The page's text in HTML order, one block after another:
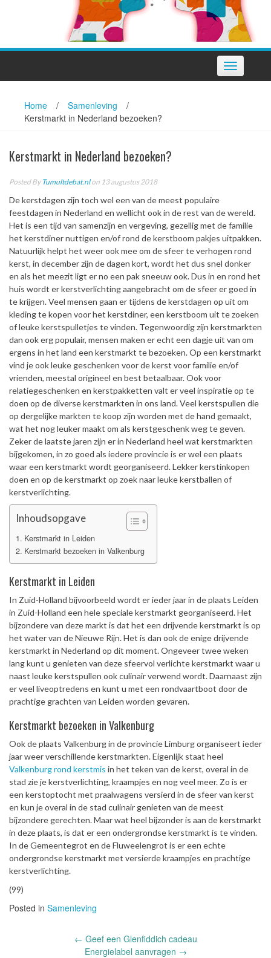
Toggle
navigation
Home / Samenleving
/
Kerstmarkt in Nederland bezoeken?
Kerstmarkt in Nederland bezoeken?
Posted By Tumultdebat.nlon 13 augustus 2018
De kerstdagen zijn toch wel een van de meest populaire
feestdagen in Nederland en wellicht ook in de rest van de wereld.
Het is een tijd van samenzijn en vergeving, gezellig met de familie
het kerstdiner nuttigen en/of rond de kerstboom pakjes uitpakken.
Natuurlijk helpt het weer ook mee om de sfeer te verhogen rond
kerst, in december zijn de dagen kort, wordt het dus snel donker
en als het meezit ligt er no een pak sneeuw ook. Dus in en rond het
huis wordt er kerstverlichting aangebracht om de sfeer er goed in
te krijgen. Veel mensen gaan er tijdens de kerstdagen op uit om
kleding te kopen voor het kerstdiner, een kerstboom uit te zoeken
of leuke kerstspulletjes te vinden. Tegenwoordig zijn kerstmarkten
dan ook erg populair, mensen maken er echt een dagje uit van om
ergens in het land een kerstmarkt te bezoeken. Op een kerstmarkt
vind je ook leuke geschenken voor de kerst voor familie en/of
vrienden, meestal origineel en best betaalbaar. Ook voor
relatiegeschenken en kerstpakketten valt er veel inspiratie op te
doen op de diverse kerstmarkten in ons land. Veel kerstspullen die
op dergelijke markten te koop zijn worden met de hand gemaakt,
wat het nog leuker maakt om als kerstgeschenk weg te geven.
Zeker de laatste jaren zijn er in Nederland heel wat kerstmarkten
bijgekomen, in zo goed als iedere provincie is er wel een plaats
waar een kerstmarkt wordt georganiseerd. Lekker kerstinkopen
doen en op de kerstmarkt op zoek naar leuke kerstballen of
kerstverlichting.
Inhoudsopgave
Kerstmarkt in Leiden
Kerstmarkt bezoeken in Valkenburg
Kerstmarkt in Leiden
In Zuid-Holland bijvoorbeeld wordt er ieder jaar in de plaats Leiden
in Zuid-Holland een hele speciale kerstmarkt georganiseerd. Het
bijzondere van deze markt is dat het een drijvende kerstmarkt is op
het water van de Nieuwe Rijn. Het is dan ook de enige drijvende
kerstmarkt in Nederland op dit moment. Ongeveer twee weken
lang kunt u genieten van deze sfeervol verlichte kerstmarkt waar u
naast leuke kerstspullen ook culinair verwend wordt. Daarnaast zijn
er veel liveoptredens en kunt u met een rondvaartboot door de
prachtige grachten van Leiden worden gevaren.
Kerstmarkt bezoeken in Valkenburg
Ook de plaats Valkenburg in de provincie Limburg organiseert ieder
jaar weer verschillende kerstmarkten. Eigenlijk staat heel
Valkenburg rond kerstmis in het teken van de kerst, overal in de
stad zie je kerstverlichting, kraampjes en nog veel meer. Zo is er
een kerstoptocht met praalwagens versierd in de sfeer van kerst
en kun je overal in de stad culinair genieten van de meest
bijzondere gerechten. Maar wat heel bijzonder is aan de kerstmarkt
in deze plaats, is dat er een ondergrondse kerstmarkt is te vinden.
In de Gemeentegrot en de Fluweelengrot is er een echte
ondergrondse kerstmarkt met versierde kraampjes en prachtige
kerstverlichting.
(99)
Posted in Samenleving
← Geef een Glenfiddich cadeau
Energielabel aanvragen →